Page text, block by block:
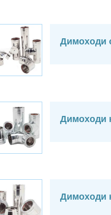
Димоходи
Димоходи
Димоходи